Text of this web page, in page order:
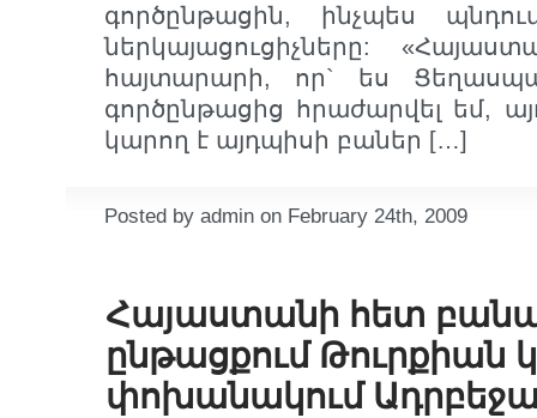
գործընթացին, ինչպես
ներկայացուցիչները:
հայտարարի, որ` ես
գործընթացից հրաժարվել եմ,
կարող է այդպիսի բաներ […]
Posted by admin on February 24th, 2009
Հայաստանի հետ
ընթացքում Թուրքիան
փոխանակում